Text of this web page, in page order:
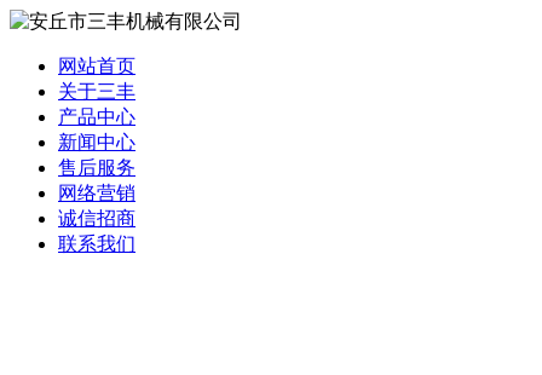
网站首页
关于三丰
产品中心
新闻中心
售后服务
网络营销
诚信招商
联系我们